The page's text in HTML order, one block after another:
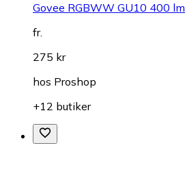
Govee RGBWW GU10 400 lm
fr.
275 kr
hos Proshop
+12 butiker